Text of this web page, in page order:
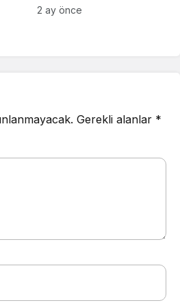
2 ay önce
Gerekli alanlar *